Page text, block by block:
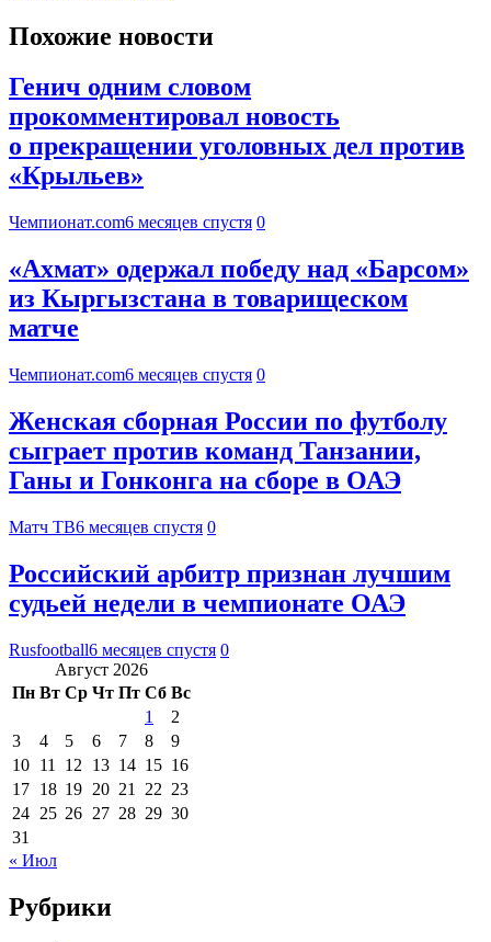
Похожие новости
Генич одним словом
прокомментировал новость
о прекращении уголовных дел против
«Крыльев»
Чемпионат.com6 месяцев спустя 0
«Ахмат» одержал победу над «Барсом»
из Кыргызстана в товарищеском
матче
Чемпионат.com6 месяцев спустя 0
Женская сборная России по футболу
сыграет против команд Танзании,
Ганы и Гонконга на сборе в ОАЭ
Матч ТВ6 месяцев спустя 0
Российский арбитр признан лучшим
судьей недели в чемпионате ОАЭ
Rusfootball6 месяцев спустя 0
Август 2026
Пн Вт Ср Чт Пт Сб Вс
1
2
3
4 5 6 7 8
9
10 11 12 13 14 15 16
17 18 19 20 21 22 23
24 25 26 27 28 29 30
31
« Июл
Рубрики